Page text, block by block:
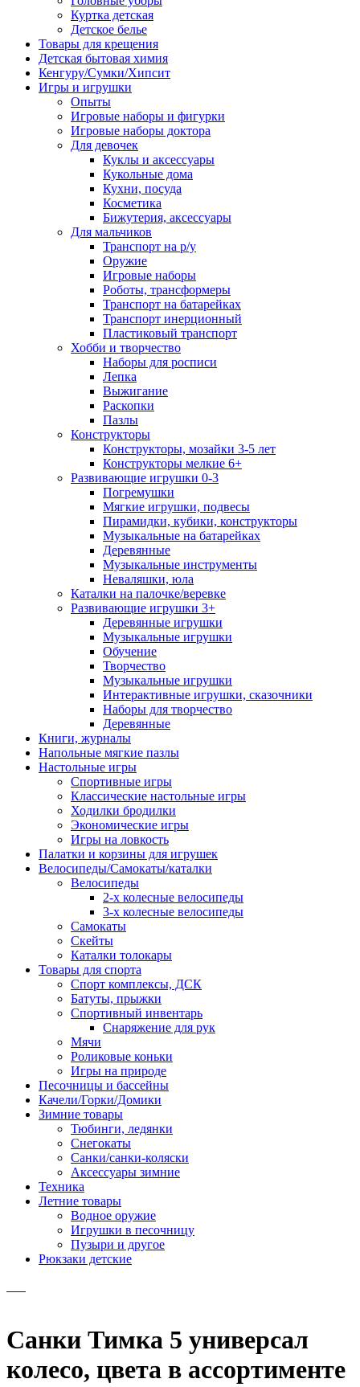
Куртка детская
Детское белье
Товары для крещения
Детская бытовая химия
Кенгуру/Сумки/Хипсит
Игры и игрушки
Опыты
Игровые наборы и фигурки
Игровые наборы доктора
Для девочек
Куклы и аксессуары
Кукольные дома
Кухни, посуда
Косметика
Бижутерия, аксессуары
Для мальчиков
Транспорт на р/у
Оружие
Игровые наборы
Роботы, трансформеры
Транспорт на батарейках
Транспорт инерционный
Пластиковый транспорт
Хобби и творчество
Наборы для росписи
Лепка
Выжигание
Раскопки
Пазлы
Конструкторы
Конструкторы, мозайки 3-5 лет
Конструкторы мелкие 6+
Развивающие игрушки 0-3
Погремушки
Мягкие игрушки, подвесы
Пирамидки, кубики, конструкторы
Музыкальные на батарейках
Деревянные
Музыкальные инструменты
Неваляшки, юла
Каталки на палочке/веревке
Развивающие игрушки 3+
Деревянные игрушки
Музыкальные игрушки
Обучение
Творчество
Музыкальные игрушки
Интерактивные игрушки, сказочники
Наборы для творчество
Деревянные
Книги, журналы
Напольные мягкие пазлы
Настольные игры
Спортивные игры
Классические настольные игры
Ходилки бродилки
Экономические игры
Игры на ловкость
Палатки и корзины для игрушек
Велосипеды/Самокаты/каталки
Велосипеды
2-х колесные велосипеды
3-х колесные велосипеды
Самокаты
Скейты
Каталки толокары
Товары для спорта
Спорт комплексы, ДСК
Батуты, прыжки
Спортивный инвентарь
Снаряжение для рук
Мячи
Роликовые коньки
Игры на природе
Песочницы и бассейны
Качели/Горки/Домики
Зимние товары
Тюбинги, ледянки
Снегокаты
Санки/санки-коляски
Аксессуары зимние
Техника
Летние товары
Водное оружие
Игрушки в песочницу
Пузыри и другое
Рюкзаки детские
Санки Тимка 5 универсал
колесо, цвета в ассортименте